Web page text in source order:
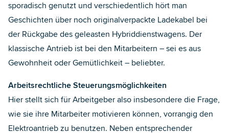
sporadisch genutzt und verschiedentlich hört man
Geschichten über noch originalverpackte Ladekabel bei
der Rückgabe des geleasten Hybriddienstwagens. Der
klassische Antrieb ist bei den Mitarbeitern – sei es aus
Gewohnheit oder Gemütlichkeit – beliebter.
Arbeitsrechtliche Steuerungsmöglichkeiten
Hier stellt sich für Arbeitgeber also insbesondere die Frage,
wie sie ihre Mitarbeiter motivieren können, vorrangig den
Elektroantrieb zu benutzen. Neben entsprechender